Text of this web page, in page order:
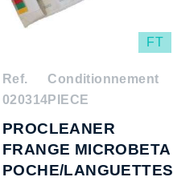
FT
Ref.
020314
Conditionnement
PIECE
PROCLEANER
FRANGE MICROBETA
POCHE/LANGUETTES